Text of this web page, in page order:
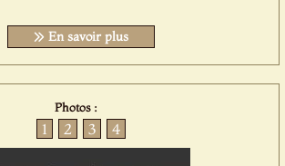
En savoir plus
Photos :
1 2 3 4